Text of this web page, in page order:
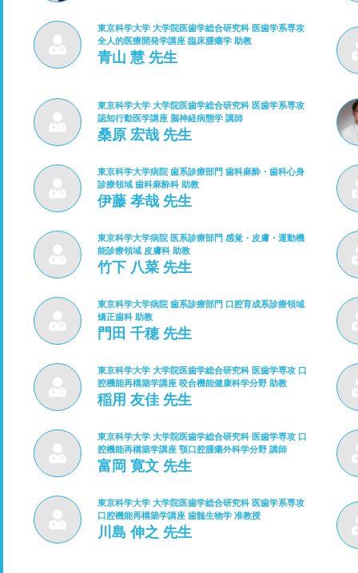
東京科学大学 大学院医歯学総合研究科 医歯学系専攻
全人的医療開発学講座 臨床腫瘍学 助教
青山 慧 先生
東京科学大学 大学院医歯学総合研究科 医歯学系専攻
認知行動医学講座 脳神経病態学 講師
桑原 宏哉 先生
東京科学大学病院 歯系診療部門 歯科麻酔・歯科心身
診療領域 歯科麻酔科 助教
伊藤 孝哉 先生
東京科学大学病院 医系診療部門 感覚・皮膚・運動機
能診療領域 皮膚科 助教
竹下 八菜 先生
東京科学大学病院 歯系診療部門 口腔育成系診療領域
矯正歯科 助教
門田 千穂 先生
東京科学大学 大学院医歯学総合研究科 医歯学専攻 口
腔機能再構築学講座 咬合機能健康科学分野 助教
稲用 友佳 先生
東京科学大学 大学院医歯学総合研究科 医歯学専攻 口
腔機能再構築学講座 顎口腔腫瘍外科学分野 講師
富岡 寛文 先生
東京科学大学 大学院医歯学総合研究科 医歯学系専攻
口腔機能再構築学講座 歯髄生物学 准教授
川島 伸之 先生